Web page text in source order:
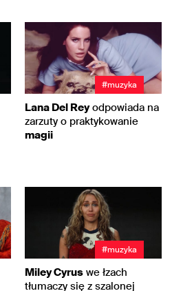
#muzyka
Lana Del Reyodpowiada na
zarzuty o praktykowanie
magii
#muzyka
Miley Cyrus we łzach
tłumaczy się z szalonej